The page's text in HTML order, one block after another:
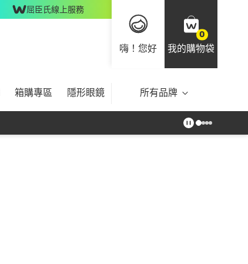
屈臣氏線上服務
嗨！您好
0
我的購物袋
箱購專區 隱形眼鏡 所有品牌